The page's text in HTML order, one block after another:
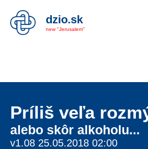
dzio.sk
new "Jerusalem"
Príliš veľa
alebo skôr alkoholu...
v1.08 25.05.2018 02:00